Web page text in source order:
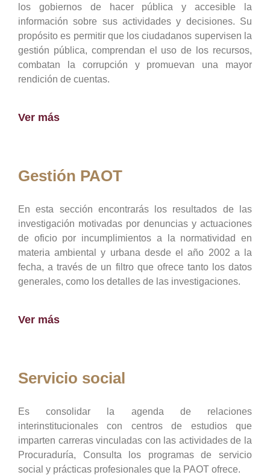
los gobiernos de hacer pública y accesible la
información sobre sus actividades y decisiones. Su
propósito es permitir que los ciudadanos supervisen la
gestión pública, comprendan el uso de los recursos,
combatan la corrupción y promuevan una mayor
rendición de cuentas.
Ver más
Gestión PAOT
En esta sección encontrarás los resultados de las
investigación motivadas por denuncias y actuaciones
de oficio por incumplimientos a la normatividad en
materia ambiental y urbana desde el año 2002 a la
fecha, a través de un filtro que ofrece tanto los datos
generales, como los detalles de las investigaciones.
Ver más
Servicio social
Es consolidar la agenda de relaciones
interinstitucionales con centros de estudios que
imparten carreras vinculadas con las actividades de la
Procuraduría, Consulta los programas de servicio
social y prácticas profesionales que la PAOT ofrece.